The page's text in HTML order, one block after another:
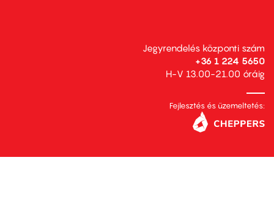
Jegyrendelés központi szám
+36 1 224 5650
H-V 13.00-21.00 óráig
Fejlesztés és üzemeltetés: